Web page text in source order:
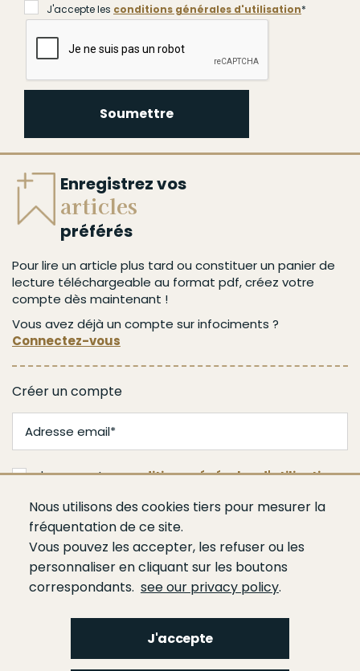
Nous utilisons des cookies tiers pour mesurer la
fréquentation de ce site.
Vous pouvez les accepter, les refuser ou les
personnaliser en cliquant sur les boutons
correspondants. see our privacy policy.
J'accepte
J'accepte les conditions générales d'utilisation*
Soumettre
Enregistrez vos
articles
préférés
Pour lire un article plus tard ou constituer un panier de
lecture téléchargeable au format pdf, créez votre
compte dès maintenant !
Vous avez déjà un compte sur infociments ?
Connectez-vous
Créer un compte
J'accepte lesconditions générales d'utilisation
Valider